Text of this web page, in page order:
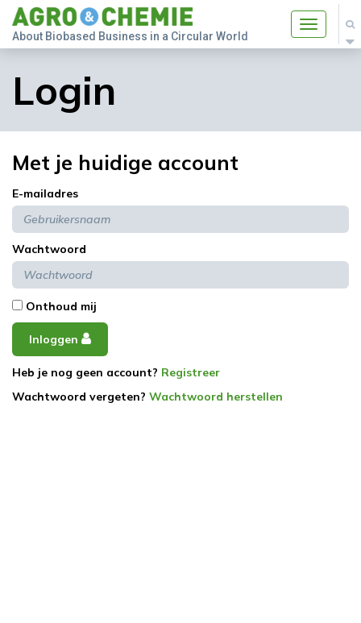
Toggle
About Biobased Business in a Circular World
Login
Met je huidige account
E-mailadres
Wachtwoord
Onthoud mij
Inloggen
Heb je nog geen account? Registreer
Wachtwoord vergeten? Wachtwoord herstellen